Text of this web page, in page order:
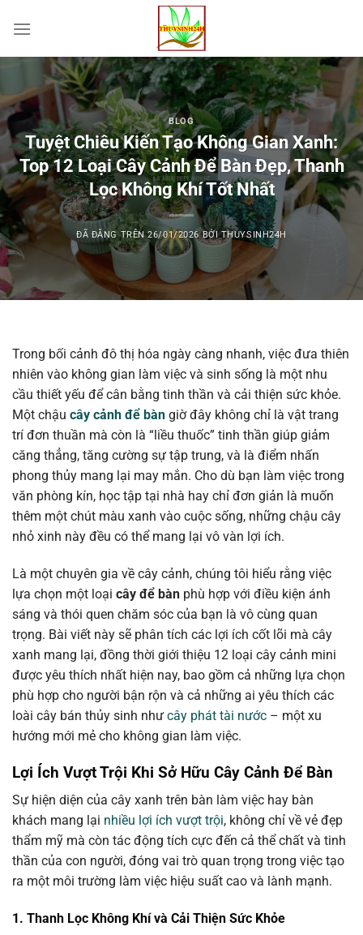
đến
BLOG
Tuyệt Chiêu Kiến Tạo Không Gian Xanh:
Top 12 Loại Cây Cảnh Để Bàn Đẹp, Thanh
Lọc Không Khí Tốt Nhất
ĐÃ ĐĂNG TRÊN26/01/2026 BỞITHUYSINH24H
Trong bối cảnh đô thị hóa ngày càng nhanh, việc đưa thiên
nhiên vào không gian làm việc và sinh sống là một nhu
cầu thiết yếu để cân bằng tinh thần và cải thiện sức khỏe.
Một chậu cây cảnh để bàn giờ đây không chỉ là vật trang
trí đơn thuần mà còn là “liều thuốc” tinh thần giúp giảm
căng thẳng, tăng cường sự tập trung, và là điểm nhấn
phong thủy mang lại may mắn. Cho dù bạn làm việc trong
văn phòng kín, học tập tại nhà hay chỉ đơn giản là muốn
thêm một chút màu xanh vào cuộc sống, những chậu cây
nhỏ xinh này đều có thể mang lại vô vàn lợi ích.
Là một chuyên gia về cây cảnh, chúng tôi hiểu rằng việc
lựa chọn một loại cây để bàn phù hợp với điều kiện ánh
sáng và thói quen chăm sóc của bạn là vô cùng quan
trọng. Bài viết này sẽ phân tích các lợi ích cốt lõi mà cây
xanh mang lại, đồng thời giới thiệu 12 loại cây cảnh mini
được yêu thích nhất hiện nay, bao gồm cả những lựa chọn
phù hợp cho người bận rộn và cả những ai yêu thích các
loài cây bán thủy sinh như cây phát tài nước – một xu
hướng mới mẻ cho không gian làm việc.
Lợi Ích Vượt Trội Khi Sở Hữu Cây Cảnh Để Bàn
Sự hiện diện của cây xanh trên bàn làm việc hay bàn
khách mang lại nhiều lợi ích vượt trội, không chỉ về vẻ đẹp
thẩm mỹ mà còn tác động tích cực đến cả thể chất và tinh
thần của con người, đóng vai trò quan trọng trong việc tạo
ra một môi trường làm việc hiệu suất cao và lành mạnh.
1. Thanh Lọc Không Khí và Cải Thiện Sức Khỏe